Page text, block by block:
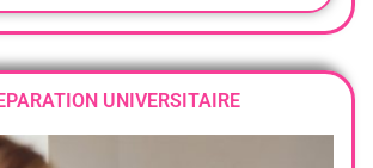
UNIVERSITAIRE